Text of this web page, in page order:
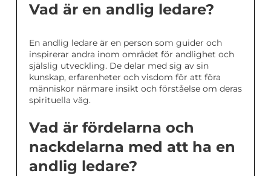
Vad är en andlig ledare?
En andlig ledare är en person som guider och
inspirerar andra inom området för andlighet och
själslig utveckling. De delar med sig av sin
kunskap, erfarenheter och visdom för att föra
människor närmare insikt och förståelse om deras
spirituella väg.
Vad är fördelarna och
nackdelarna med att ha en
andlig ledare?